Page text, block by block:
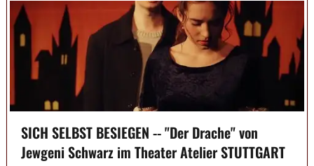
SICH SELBST BESIEGEN -- "Der Drache" von
Jewgeni Schwarz im Theater Atelier STUTTGART